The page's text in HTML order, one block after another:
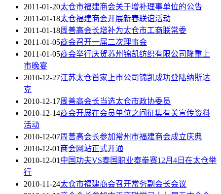
2011-01-20太仓市福建商会关于增补理事单位的公告
2011-01-18太仓福建商会开展新春联谊活动
2011-01-18周善高会长增补为太仓市工商联常委
2011-01-05商会召开一届二次理事会
2011-01-05商会举行庆贺苏州锦凯纺织有限公司隆重上
市晚宴
2010-12-27江苏太仓首家上市公司锦凯成功登陆纳斯达
克
2010-12-17周善高会长当选太仓市政协委员
2010-12-14商会开展在会员单位之间征集有关宣传资料
活动
2010-12-07周善高会长参加常州市福建商会成立庆典
2010-12-01商会网站正式开通
2010-12-01中国功夫VS泰国职业泰拳赛12月4日在太仓举
行
2010-11-24太仓市福建商会召开常务副会长会议